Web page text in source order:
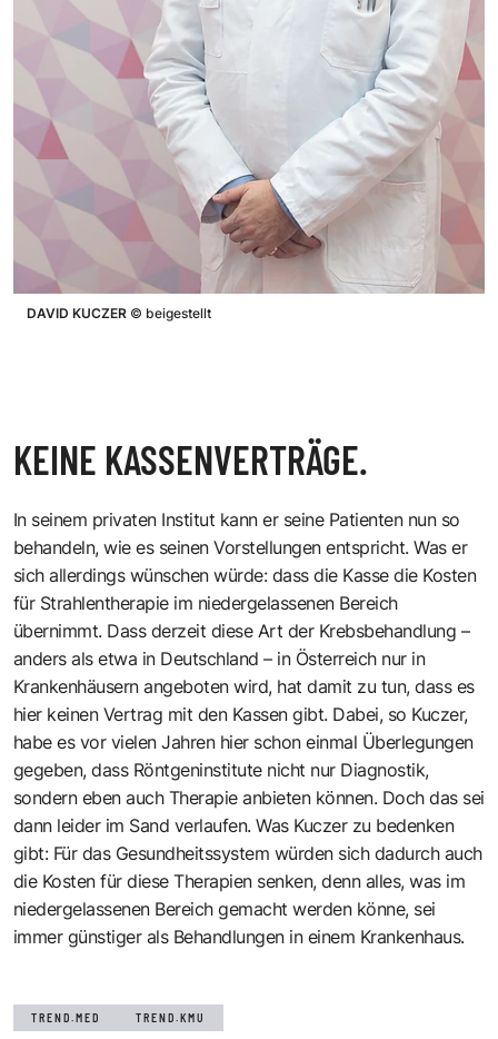
DAVID KUCZER © beigestellt
KEINE KASSENVERTRÄGE.
In seinem privaten Institut kann er seine Patienten nun so
behandeln, wie es seinen Vorstellungen entspricht. Was er
sich allerdings wünschen würde: dass die Kasse die Kosten
für Strahlentherapie im niedergelassenen Bereich
übernimmt. Dass derzeit diese Art der Krebsbehandlung –
anders als etwa in Deutschland – in Österreich nur in
Krankenhäusern angeboten wird, hat damit zu tun, dass es
hier keinen Vertrag mit den Kassen gibt. Dabei, so Kuczer,
habe es vor vielen Jahren hier schon einmal Überlegungen
gegeben, dass Röntgeninstitute nicht nur Diagnostik,
sondern eben auch Therapie anbieten können. Doch das sei
dann leider im Sand verlaufen. Was Kuczer zu bedenken
gibt: Für das Gesundheitssystem würden sich dadurch auch
die Kosten für diese Therapien senken, denn alles, was im
niedergelassenen Bereich gemacht werden könne, sei
immer günstiger als Behandlungen in einem Krankenhaus.
TREND.MED TREND.KMU